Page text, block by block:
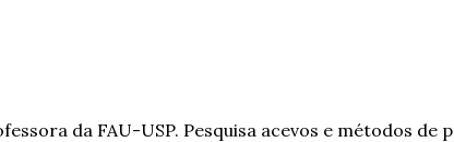
da FAU-USP. Pesquisa acevos e métodos